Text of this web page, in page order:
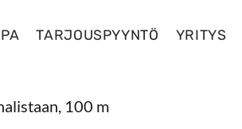
TARJOUSPYYNTÖ YRITYS
100 m